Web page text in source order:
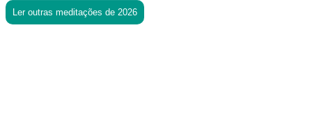
Ler outras meditações de 2026